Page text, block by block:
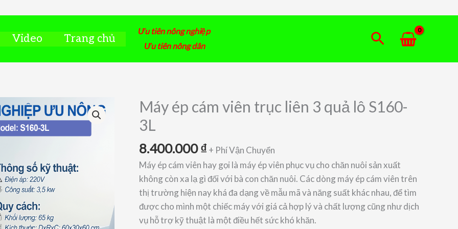
Video Trang chủ
Ưu tiên nông nghiệp
Ưu tiên nông dân
Tìm
Máy ép cám viên trục liên 3 quả lô S160-
3L
8.400.000₫+ Phí Vận Chuyển
Máy ép cám viên hay gọi là máy ép viên phục vụ cho chăn nuôi sản xuất
không còn xa lạ gì đối với bà con chăn nuôi. Các dòng máy ép cám viên trên
thị trường hiện nay khá đa dạng về mẫu mã và năng suất khác nhau, để tìm
được cho mình một chiếc máy với giá cả hợp lý và chất lượng cũng như dịch
vụ hỗ trợ kỹ thuật là một điều hết sức khó khăn.